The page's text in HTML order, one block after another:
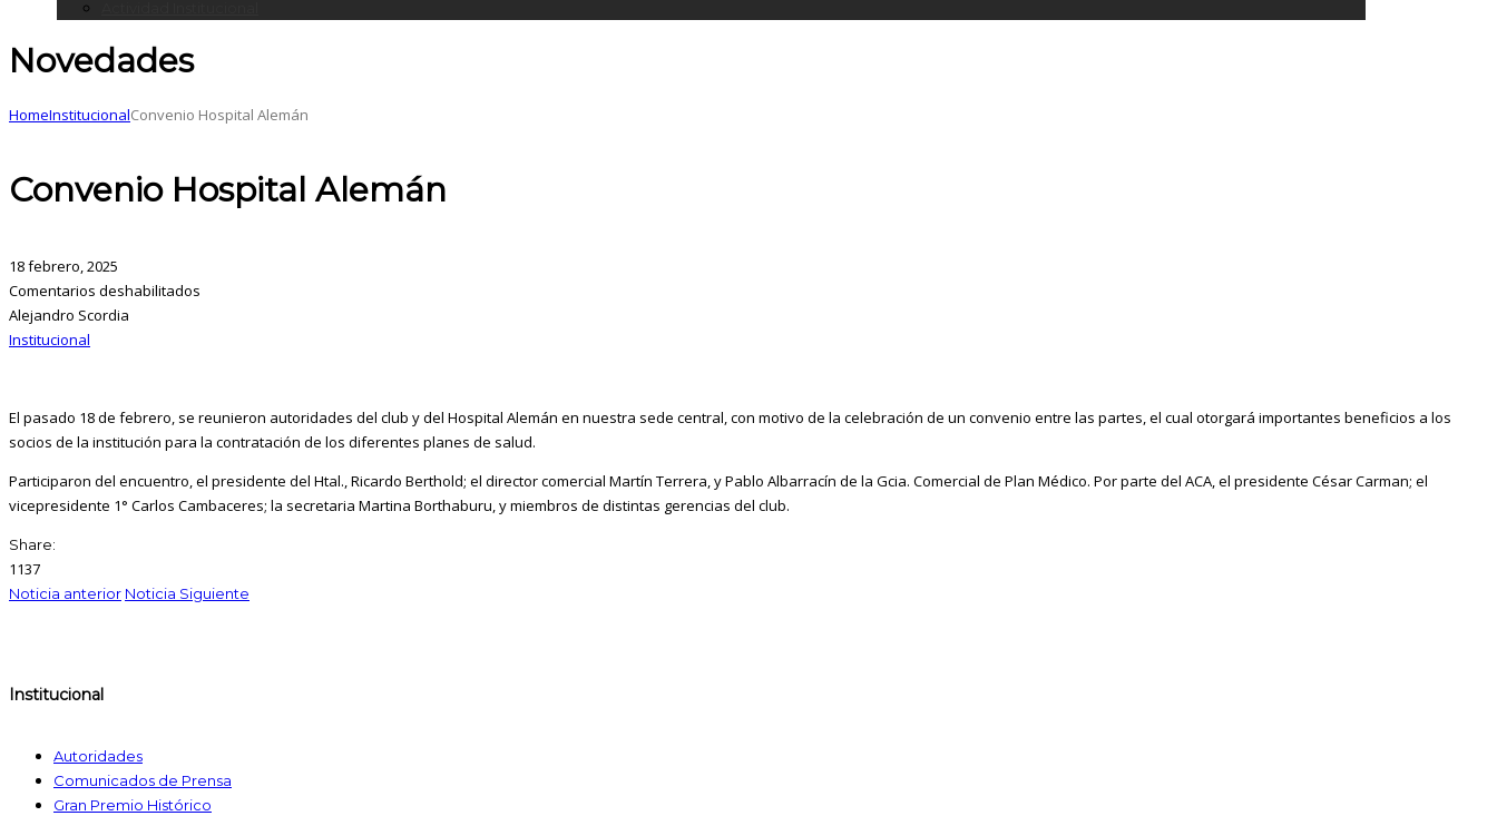
Novedades
HomeInstitucionalConvenio Hospital Alemán
Convenio Hospital Alemán
18 febrero, 2025
Comentarios deshabilitados
Alejandro Scordia
Institucional
El pasado 18 de febrero, se reunieron autoridades del club y del Hospital Alemán en nuestra sede central, con motivo de la celebración de un convenio entre las partes, el cual otorgará importantes beneficios a los
socios de la institución para la contratación de los diferentes planes de salud.
Participaron del encuentro, el presidente del Htal., Ricardo Berthold; el director comercial Martín Terrera, y Pablo Albarracín de la Gcia. Comercial de Plan Médico. Por parte del ACA, el presidente César Carman; el
vicepresidente 1° Carlos Cambaceres; la secretaria Martina Borthaburu, y miembros de distintas gerencias del club.
Share:
1137
Noticia anterior Noticia Siguiente
Institucional
Autoridades
Comunicados de Prensa
Gran Premio Histórico